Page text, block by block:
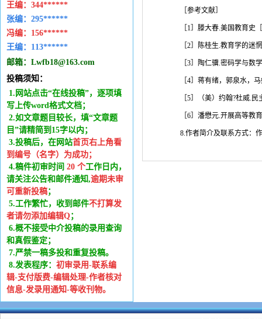
王编： 344******
张编：295******
冯编： 156******
王编： 113******
邮箱： Lwfb18@163.com
投稿须知：
1.网站点击“在线投稿”，逐项填
写上传word格式文档；
2.如文章题目较长，填“文章题
目”请精简到15字以内；
3.投稿后，在网站首页右上角看
到编号（名字）为成功；
4.稿件初审时间 20 个工作日内 ，
请关注公告和邮件通知,逾期未审
可重新投稿；
5.工作繁忙，收到邮件不打算发
者请勿添加编辑Q；
6.概不接受中介投稿的录用查询
和真假鉴定；
7.严禁一稿多投和重复投稿。
8.发表程序： 初审录用-联系编
辑-支付版费-编辑处理-作者核对
信息-发录用通知-等收刊物。
［参考文献］
1］滕大春.美国教育史［
2］陈桂生.教育学的迷
3］陶仁骥.密码学与数
4］蒋有绪，郭泉水，
5］（美）约翰?杜威. 民
6］潘懋元.开展高等教
8.作者简介及联系方式：